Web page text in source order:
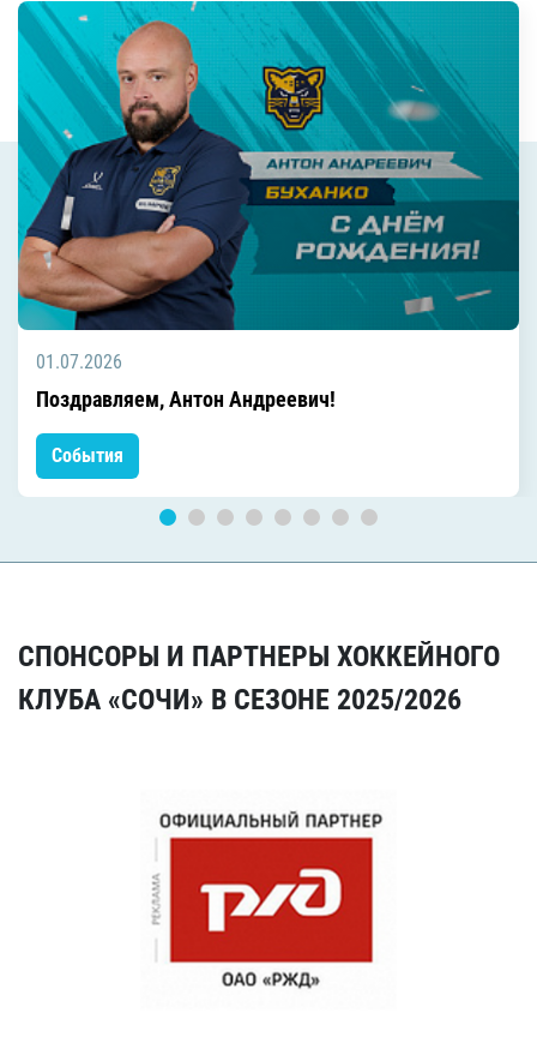
01.07.2026
Поздравляем, Антон Андреевич!
События
СПОНСОРЫ И ПАРТНЕРЫ ХОККЕЙНОГО
КЛУБА «СОЧИ» В СЕЗОНЕ 2025/2026